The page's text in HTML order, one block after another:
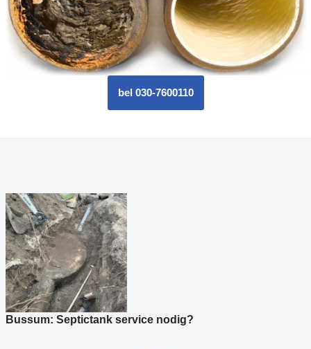
bel 030-7600110
Bussum: Septictank service nodig?